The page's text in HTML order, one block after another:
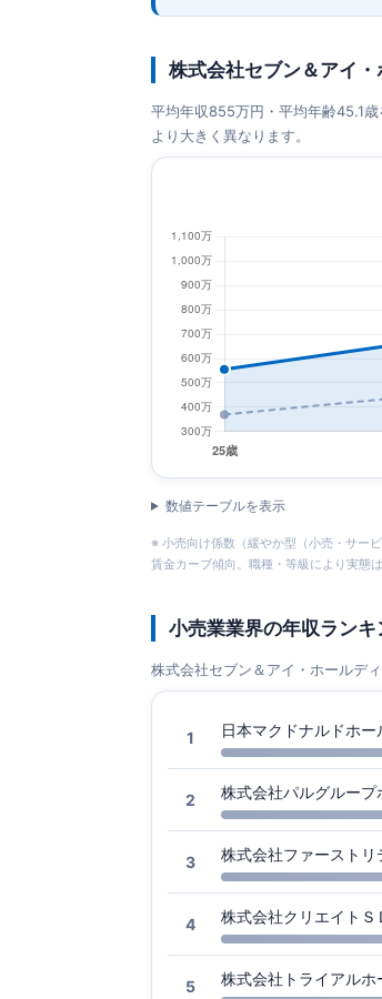
株式会社セブン＆アイ
平均年収855万円・平均年齢45.1歳
より大きく異なります。
数値テーブルを表示
※ 小売向け係数（緩やか型（小売・サー
賃金カーブ傾向。職種・等級により実態は
小売業業界の年収ランキ
株式会社セブン＆アイ・ホールデ
1 日本マクドナルドホ
2 株式会社パルグループ
3 株式会社ファーストリ
4 株式会社クリエイトＳ
5 株式会社トライアルホ